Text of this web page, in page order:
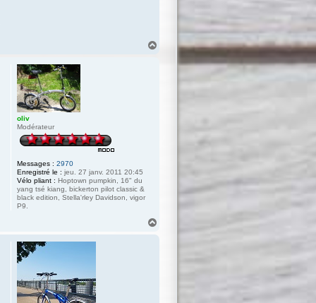
oliv
Modérateur
Messages : 2970
Enregistré le : jeu. 27 janv. 2011 20:45
Vélo pliant : Hoptown pumpkin, 16" du
yang tsé kiang, bickerton pilot classic &
black edition, Stella'rley Davidson, vigor
P9.